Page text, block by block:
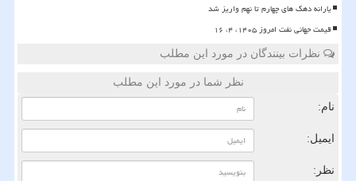
یارانه دهک های چهارم تا نهم واریز شد
قیمت جهانی نفت امروز ۱۴۰۵، ۴، ۱۶
نظرات بینندگان در مورد این مطلب
نظر شما در مورد این مطلب
نام:
ایمیل:
نظر: